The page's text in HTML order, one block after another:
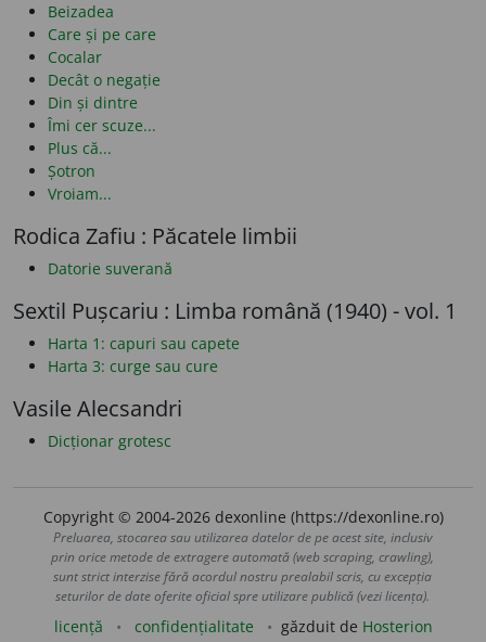
Beizadea
Care și pe care
Cocalar
Decât o negație
Din și dintre
Îmi cer scuze...
Plus că...
Șotron
Vroiam...
Rodica Zafiu : Păcatele limbii
Datorie suverană
Sextil Pușcariu : Limba română (1940) - vol. 1
Harta 1: capuri sau capete
Harta 3: curge sau cure
Vasile Alecsandri
Dicționar grotesc
Copyright © 2004-2026 dexonline (https://dexonline.ro)
Preluarea, stocarea sau utilizarea datelor de pe acest site, inclusiv
prin orice metode de extragere automată (web scraping, crawling),
sunt strict interzise fără acordul nostru prealabil scris, cu excepția
seturilor de date oferite oficial spre utilizare publică (vezi licența).
licență confidențialitate găzduit de Hosterion